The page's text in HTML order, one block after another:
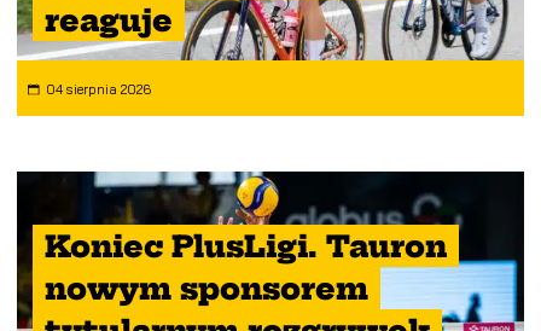
reaguje
04 sierpnia 2026
Koniec PlusLigi. Tauron
nowym sponsorem